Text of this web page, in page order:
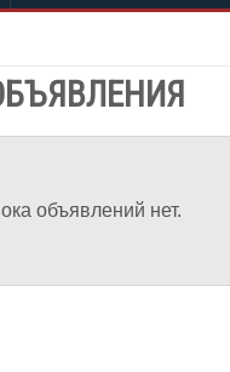
объявлений нет.